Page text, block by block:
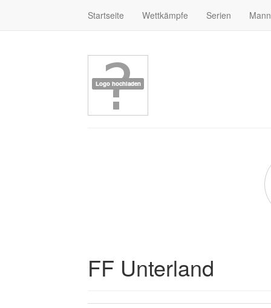
Startseite Wettkämpfe Serien
FF Unterland